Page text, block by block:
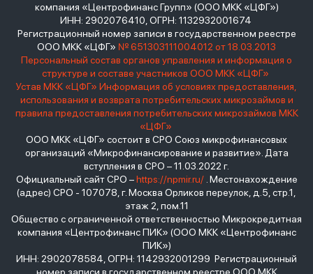
компания «Центрофинанс Групп» (ООО МКК «ЦФГ»)
ИНН: 2902076410, ОГРН: 1132932001674
Регистрационный номер записи в государственном реестре
ООО МКК «ЦФГ» № 651303111004012 от 18.03.2013
Персональный состав органов управления и информация о
структуре и составе участников ООО МКК «ЦФГ»
Устав МКК «ЦФГ» Информация об условиях предоставления,
использования и возврата потребительских микрозаймов и
правила предоставления потребительских микрозаймов МКК
«ЦФГ»
ООО МКК «ЦФГ» состоит в СРО Союз микрофинансовых
организаций «Микрофинансирование и развитие». Дата
вступления в СРО – 11.03.2022 г.
Официальный сайт СРО –https://npmir.ru/. Местонахождение
(адрес) СРО - 107078, г. Москва Орликов переулок, д.5, стр.1,
этаж 2, пом.11
Общество с ограниченной ответственностью Микрокредитная
компания «Центрофинанс ПИК» (ООО МКК «Центрофинанс
ПИК»)
ИНН: 2902078584, ОГРН: 1142932001299 Регистрационный